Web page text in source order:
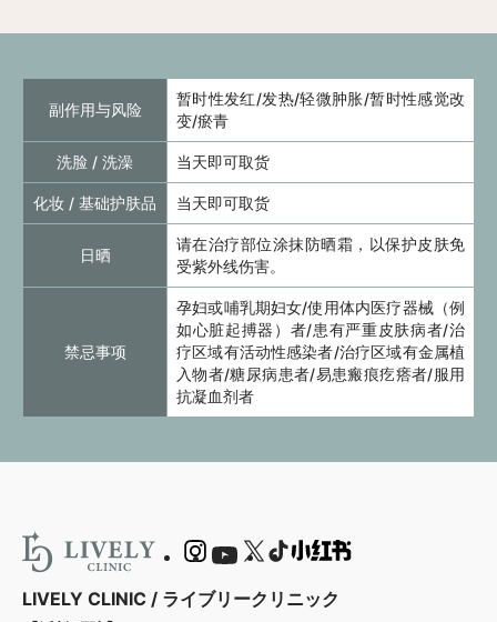
副作用与风险
暂时性发红/发热/轻微肿胀/暂时性感觉改
变/瘀青
洗脸 / 洗澡 当天即可取货
化妆 / 基础护肤品 当天即可取货
日晒
请在治疗部位涂抹防晒霜，以保护皮肤免
受紫外线伤害。
禁忌事项
孕妇或哺乳期妇女/使用体内医疗器械（例
如心脏起搏器）者/患有严重皮肤病者/治
疗区域有活动性感染者/治疗区域有金属植
入物者/糖尿病患者/易患瘢痕疙瘩者/服用
抗凝血剂者
LIVELY CLINIC / ライブリークリニック